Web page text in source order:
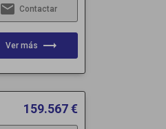
email Contactar
Ver más trending_flat
159.567 €